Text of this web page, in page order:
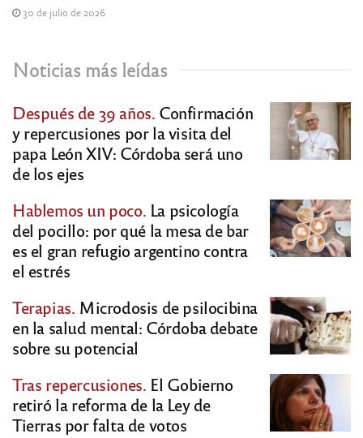
30 de julio de 2026
Noticias más leídas
Después de 39 años. Confirmación
y repercusiones por la visita del
papa León XIV: Córdoba será uno
de los ejes
Hablemos un poco. La psicología
del pocillo: por qué la mesa de bar
es el gran refugio argentino contra
el estrés
Terapias. Microdosis de psilocibina
en la salud mental: Córdoba debate
sobre su potencial
Tras repercusiones. El Gobierno
retiró la reforma de la Ley de
Tierras por falta de votos